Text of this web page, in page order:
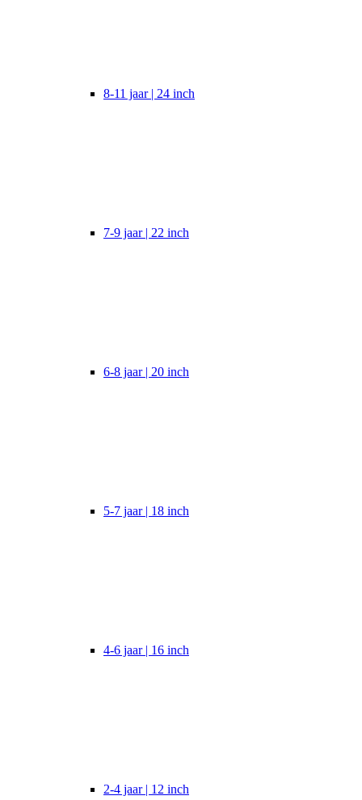
8-11 jaar | 24 inch
7-9 jaar | 22 inch
6-8 jaar | 20 inch
5-7 jaar | 18 inch
4-6 jaar | 16 inch
2-4 jaar | 12 inch